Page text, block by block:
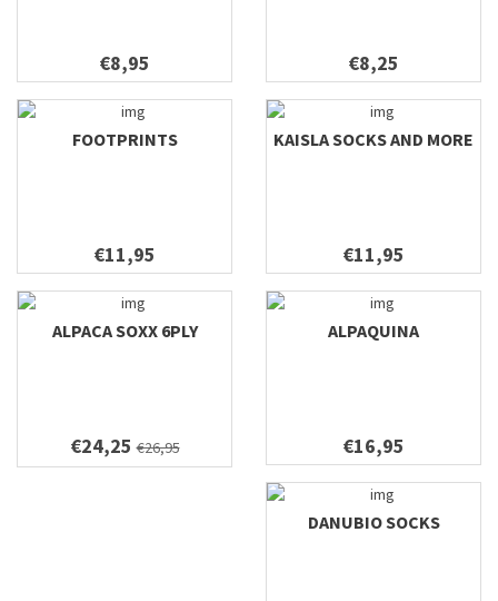
€8,95 €8,25
FOOTPRINTS
€11,95
KAISLA SOCKS AND MORE
€11,95
ALPACA SOXX 6PLY
€24,25 €26,95
ALPAQUINA
€16,95
DANUBIO SOCKS